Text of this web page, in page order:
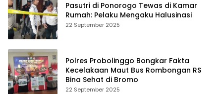
Pasutri di Ponorogo Tewas di Kamar
Rumah: Pelaku Mengaku Halusinasi
22 September 2025
Polres Probolinggo Bongkar Fakta
Kecelakaan Maut Bus Rombongan RS
Bina Sehat di Bromo
22 September 2025